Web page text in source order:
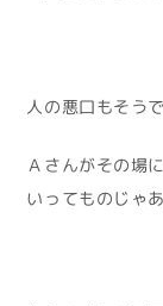
人の悪口もそうで
Ａさんがその場
いってものじゃあ